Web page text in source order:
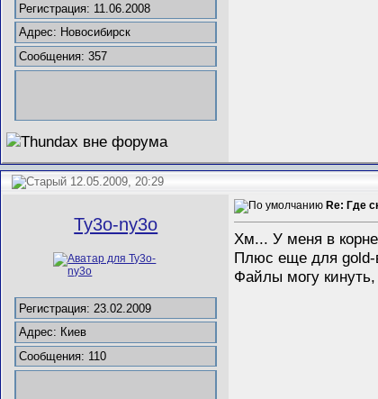
Регистрация: 11.06.2008
Адрес: Новосибирск
Сообщения: 357
12.05.2009, 20:29
Ty3o-ny3o
Регистрация: 23.02.2009
Адрес: Киев
Сообщения: 110
Re: Где
Хм... У меня в
Плюс еще для gold-
Файлы могу